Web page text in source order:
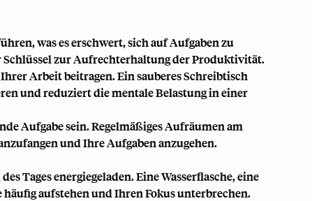
was es erschwert, sich auf Aufgaben zu
zur Aufrechterhaltung der Produktivität.
Arbeit beitragen. Ein sauberes Schreibtisch
und reduziert die mentale Belastung in einer
Aufgabe sein. Regelmäßiges Aufräumen am
und Ihre Aufgaben anzugehen.
Tages energiegeladen. Eine Wasserflasche, eine
häufig aufstehen und Ihren Fokus unterbrechen.